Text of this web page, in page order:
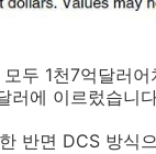
두 1천7억달러
러에 이르렀습니
반면 DCS 방식